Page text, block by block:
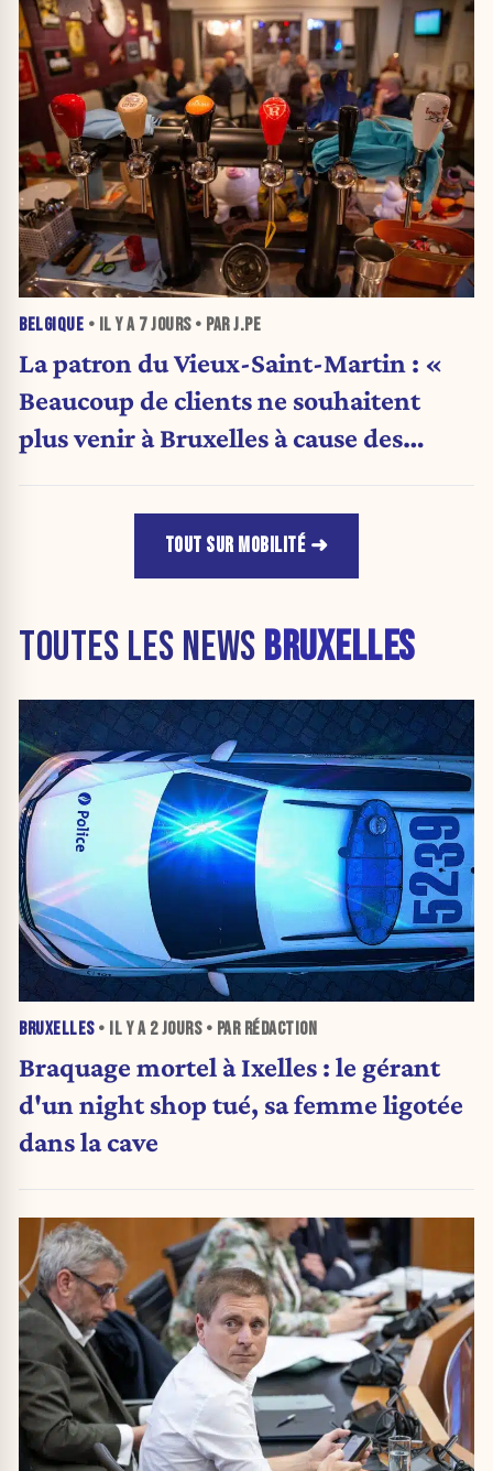
BELGIQUE • IL Y A 7 JOURS• PAR J.PE
La patron du Vieux-Saint-Martin : «
Beaucoup de clients ne souhaitent
plus venir à Bruxelles à cause des
propreté. »
TOUT SUR MOBILITÉ
TOUTES LES NEWS BRUXELLES
BRUXELLES• IL Y A 2 JOURS• PAR RÉDACTION
Braquage mortel à Ixelles : le gérant
d'un night shop tué, sa femme ligotée
dans la cave